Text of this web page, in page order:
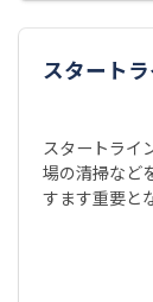
スタート
スタートライ
場の清掃など
すます重要と